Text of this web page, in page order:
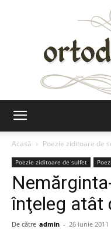
Acasă
Poezie ziditoare de
Poezie ziditoare de sulfet
înţeleg atât
De către admin - 26 iunie 2011